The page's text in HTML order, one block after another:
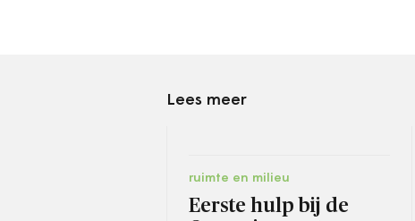
Lees meer
ruimte en milieu
Eerste hulp bij de